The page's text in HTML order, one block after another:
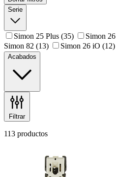
Serie
Simon 25 Plus (35) Simon 26
Simon 82 (13) Simon 26 iO (12)
Acabados
Filtrar
113 productos